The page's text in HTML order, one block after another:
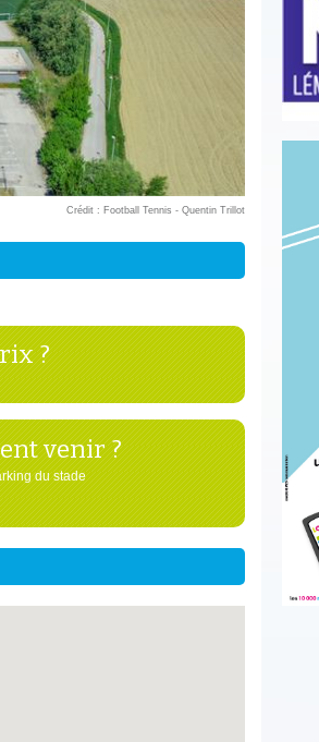
Crédit : Football Tennis - Quentin Trillot
?
venir ?
du stade